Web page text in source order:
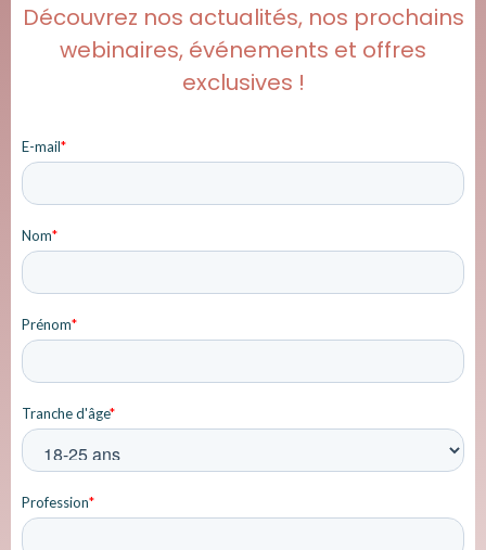
Découvrez nos actualités, nos prochains
webinaires, événements et offres
exclusives !